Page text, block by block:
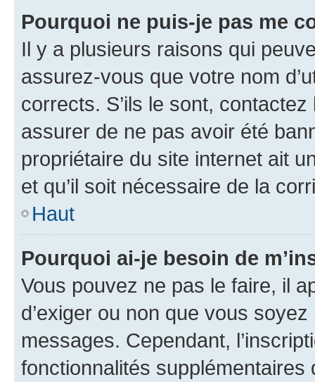
Pourquoi ne puis-je pas me
Il y a plusieurs raisons qui
assurez-vous que votre nom
corrects. S’ils le sont,
assurer de ne pas avoir été
propriétaire du site internet ait
et qu’il soit nécessaire de la
Haut
Pourquoi ai-je besoin de
Vous pouvez ne pas le faire, il
d’exiger ou non que vous
messages. Cependant,
fonctionnalités